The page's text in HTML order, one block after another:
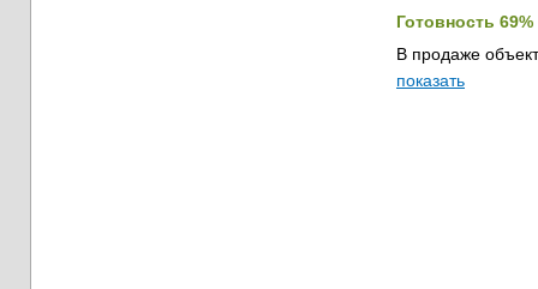
Готовность 69%
В продаже
показать